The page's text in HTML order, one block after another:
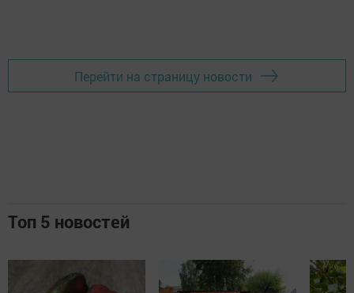
Перейти на страницу новости
Топ 5 новостей